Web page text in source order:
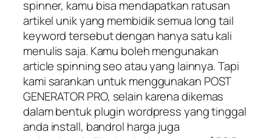
spinner, kamu bisa mendapatkan ratusan
artikel unik yang membidik semua long tail
keyword tersebut dengan hanya satu kali
menulis saja. Kamu boleh mengunakan
article spinning seo atau yang lainnya. Tapi
kami sarankan untuk menggunakan POST
GENERATOR PRO, selain karena dikemas
dalam bentuk plugin wordpress yang tinggal
anda install, bandrol harga juga